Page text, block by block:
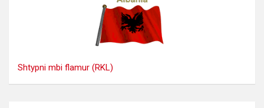
Shtypni mbi flamur (RKL)